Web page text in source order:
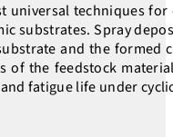
universal techniques
substrates. Spray
and the
of the feedstock
fatigue life under